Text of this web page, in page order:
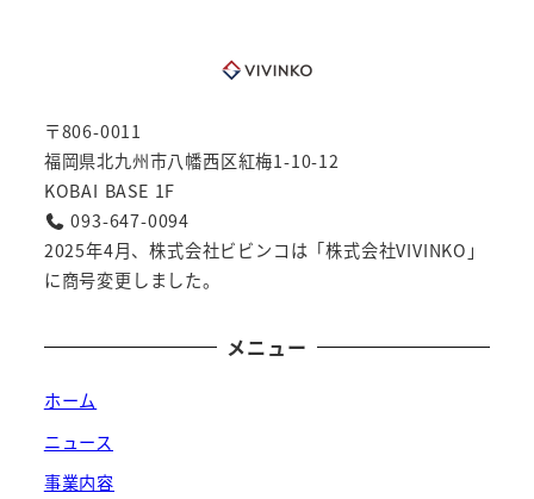
〒806-0011
福岡県北九州市八幡西区紅梅1-10-12
KOBAI BASE 1F
093-647-0094
2025年4月、株式会社ビビンコは「株式会社VIVINKO」
に商号変更しました。
メニュー
ホーム
ニュース
事業内容